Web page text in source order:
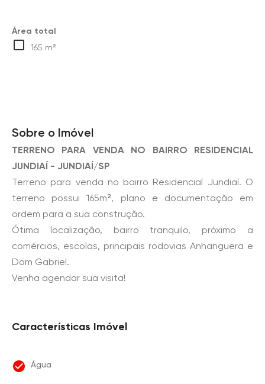
Área total
165 m²
Sobre o Imóvel
TERRENO PARA VENDA NO BAIRRO RESIDENCIAL
JUNDIAÍ - JUNDIAÍ/SP
Terreno para venda no bairro Residencial Jundiaí. O
terreno possui 165m², plano e documentação em
ordem para a sua construção.
Ótima localização, bairro tranquilo, próximo a
comércios, escolas, principais rodovias Anhanguera e
Dom Gabriel.
Venha agendar sua visita!
Características Imóvel
Água